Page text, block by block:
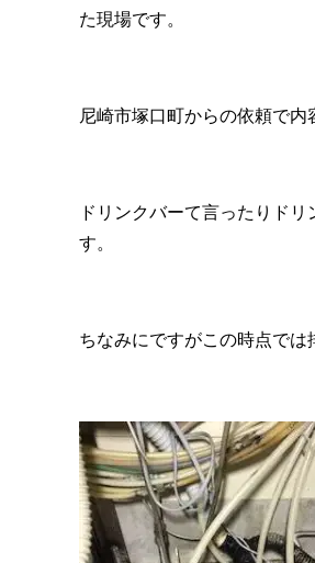
た現場です。
尼崎市塚口町からの依頼で内
ドリンクバーて言ったりド
す。
ちなみにですがこの時点で